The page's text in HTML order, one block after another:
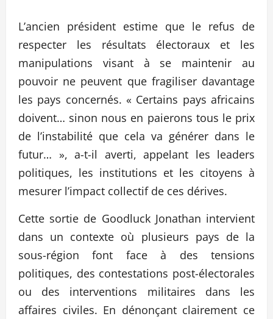
L’ancien président estime que le refus de
respecter les résultats électoraux et les
manipulations visant à se maintenir au
pouvoir ne peuvent que fragiliser davantage
les pays concernés. « Certains pays africains
doivent… sinon nous en paierons tous le prix
de l’instabilité que cela va générer dans le
futur… », a-t-il averti, appelant les leaders
politiques, les institutions et les citoyens à
mesurer l’impact collectif de ces dérives.
Cette sortie de Goodluck Jonathan intervient
dans un contexte où plusieurs pays de la
sous-région font face à des tensions
politiques, des contestations post-électorales
ou des interventions militaires dans les
affaires civiles. En dénonçant clairement ce